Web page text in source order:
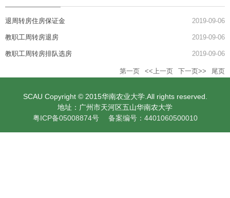
退周转房住房保证金 2019-09-06
教职工周转房退房 2019-09-06
教职工周转房排队选房 2019-09-06
第一页 <<上一页 下一页>> 尾页
SCAU Copyright © 2015华南农业大学.All rights reserved.
地址：广州市天河区五山华南农大学
粤ICP备05008874号 备案编号：4401060500010